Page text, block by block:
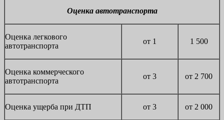
Оценка автотранспорта
Оценка легкового
автотранспорта
от 1 1 500
Оценка коммерческого
автотранспорта
от 3 от 2 700
Оценка ущерба при ДТП от 3 от 2 000